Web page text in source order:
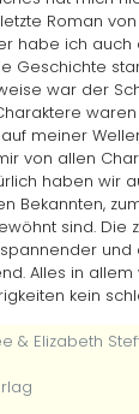
Roman
habe ich auch
Geschichte
war der
meiner
von allen
haben wir
Bekannten,
sind. Die
und
Alles in
kein
& Elizabeth